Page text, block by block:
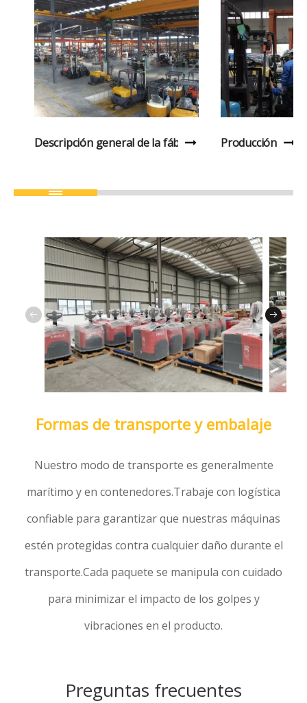
Descripción general de la fábrica Producción
Formas de transporte y embalaje
Nuestro modo de transporte es generalmente
marítimo y en contenedores.Trabaje con logística
confiable para garantizar que nuestras máquinas
estén protegidas contra cualquier daño durante el
transporte.Cada paquete se manipula con cuidado
para minimizar el impacto de los golpes y
vibraciones en el producto.
Preguntas frecuentes